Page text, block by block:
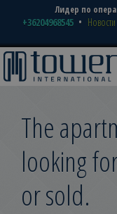
Лидер по
+36204968545 Новости
The
looking
or sold.